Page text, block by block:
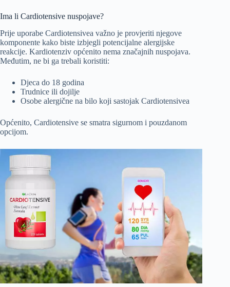
Ima li Cardiotensive nuspojave?
Prije uporabe Cardiotensivea važno je provjeriti njegove
komponente kako biste izbjegli potencijalne alergijske
reakcije. Kardiotenziv općenito nema značajnih nuspojava.
Međutim, ne bi ga trebali koristiti:
Djeca do 18 godina
Trudnice ili dojilje
Osobe alergične na bilo koji sastojak Cardiotensivea
Općenito, Cardiotensive se smatra sigurnom i pouzdanom
opcijom.